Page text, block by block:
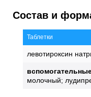
системы
Состав и
Таблетки
левотироксин
молочный;